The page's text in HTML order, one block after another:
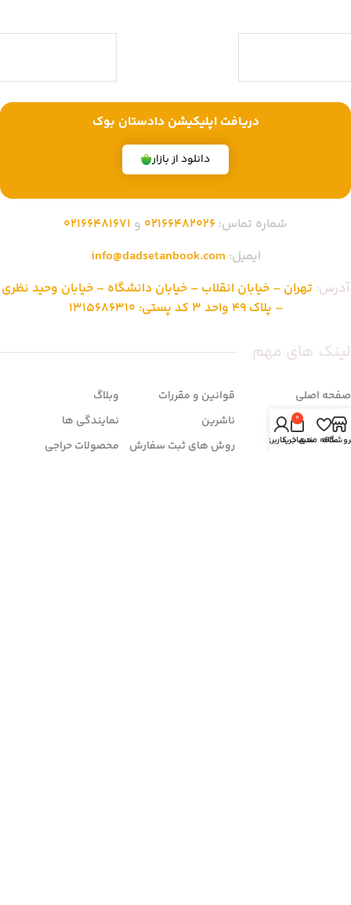
دریافت اپلیکیشن دادستان بوک
دانلود از بازار
شماره تماس: 02166482026 و 02166481671
ایمیل: info@dadsetanbook.com
آدرس: تهران – خیابان انقلاب – خیابان دانشگاه – خیابان وحید نظری
– پلاک 49 واحد 3 کد پستی: 1315686310
لینک های مهم
صفحه اصلی
فروشگاه
تماس با ما
قوانین و مقررات
ناشرین
روش های ثبت سفارش
وبلاگ
نمایندگی ها
محصولات حراجی
علاقه مندی
0
سبد خرید
حساب کاربری من